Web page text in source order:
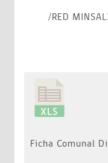
/RED
Ficha Comunal